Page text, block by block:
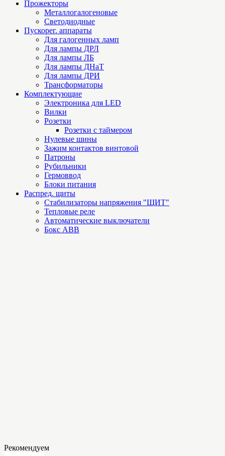
Прожекторы
Металлогалогеновые
Светодиодные
Пускорег. аппараты
Для галогенных ламп
Для лампы ДРЛ
Для лампы ЛБ
Для лампы ДНаТ
Для лампы ДРИ
Трансформаторы
Комплектующие
Электроника для LED
Вилки
Розетки
Розетки с таймером
Нулевые шины
Зажим контактов винтовой
Патроны
Рубильники
Гермоввод
Блоки питания
Распред. щиты
Стабилизаторы напряжения "ЩИТ"
Тепловые реле
Автоматические выключатели
Бокс ABB
Рекомендуем